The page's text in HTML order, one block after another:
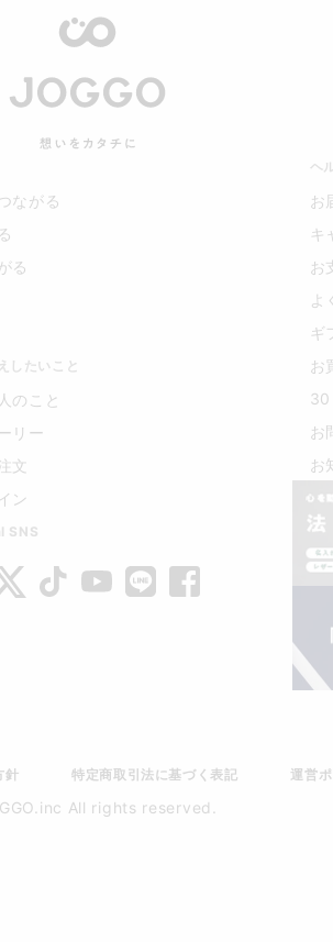
ながる
る
したいこと
のこと
リー
文
ン
SNS
ヘ
お
キ
お
よ
ギ
お
30
お
お
針 特定商取引法に基づく表記 運営
All rights reserved.